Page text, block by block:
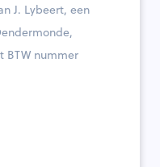
J. Lybeert, een
BTW nummer